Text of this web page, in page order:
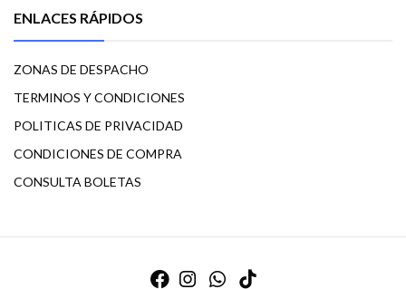
ENLACES RÁPIDOS
ZONAS DE DESPACHO
TERMINOS Y CONDICIONES
POLITICAS DE PRIVACIDAD
CONDICIONES DE COMPRA
CONSULTA BOLETAS